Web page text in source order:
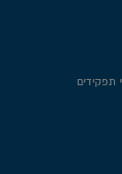
תפקידים